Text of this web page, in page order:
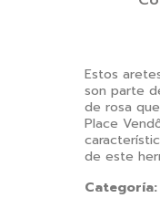
Estos
son parte
de rosa
Place
de este
Categoría: